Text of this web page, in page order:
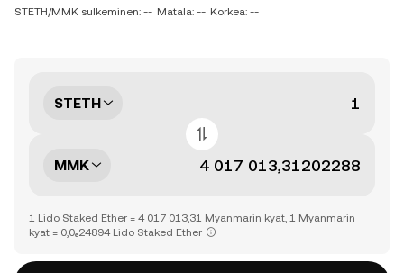
STETH/MMK sulkeminen: -- Matala: -- Korkea: --
STETH
MMK
1 Lido Staked Ether = 4 017 013,31 Myanmarin kyat, 1 Myanmarin
kyat = 0,0₆24894 Lido Staked Ether